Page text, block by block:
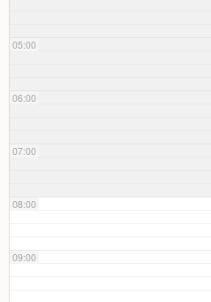
05:00
06:00
07:00
08:00
09:00